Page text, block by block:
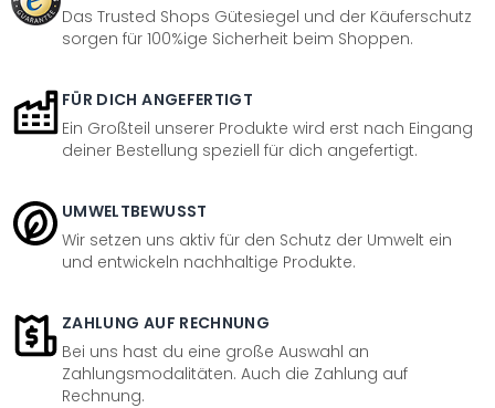
Das Trusted Shops Gütesiegel und der Käuferschutz
sorgen für 100%ige Sicherheit beim Shoppen.
FÜR DICH ANGEFERTIGT
Ein Großteil unserer Produkte wird erst nach Eingang
deiner Bestellung speziell für dich angefertigt.
UMWELTBEWUSST
Wir setzen uns aktiv für den Schutz der Umwelt ein
und entwickeln nachhaltige Produkte.
ZAHLUNG AUF RECHNUNG
Bei uns hast du eine große Auswahl an
Zahlungsmodalitäten. Auch die Zahlung auf
Rechnung.